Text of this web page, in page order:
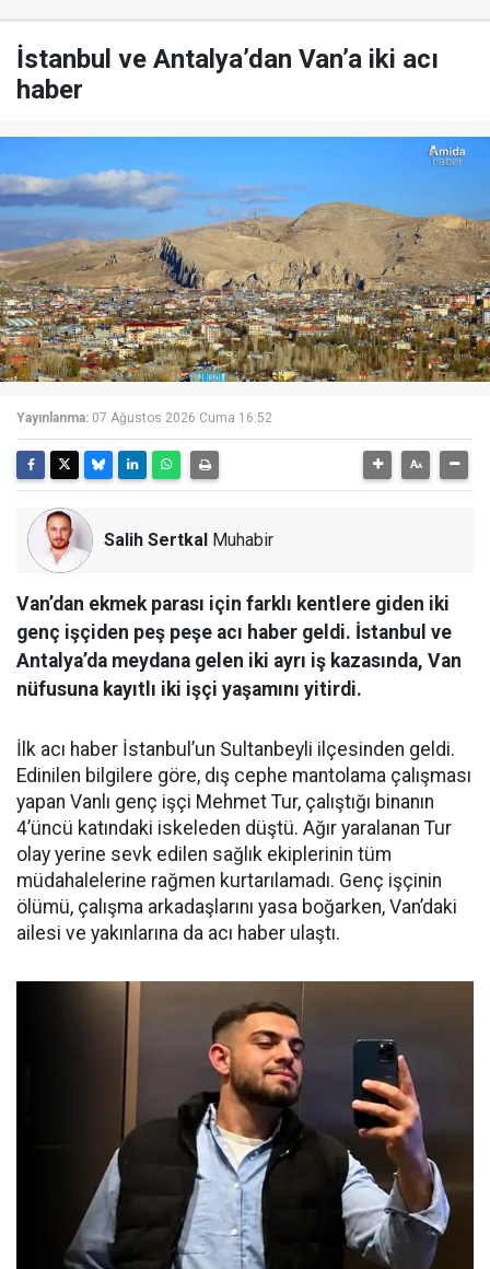
İstanbul ve Antalya’dan Van’a iki acı
haber
Yayınlanma: 07 Ağustos 2026 Cuma 16:52
Salih Sertkal Muhabir
Van’dan ekmek parası için farklı kentlere giden iki
genç işçiden peş peşe acı haber geldi. İstanbul ve
Antalya’da meydana gelen iki ayrı iş kazasında, Van
nüfusuna kayıtlı iki işçi yaşamını yitirdi.
İlk acı haber İstanbul’un Sultanbeyli ilçesinden geldi.
Edinilen bilgilere göre, dış cephe mantolama çalışması
yapan Vanlı genç işçi Mehmet Tur, çalıştığı binanın
4’üncü katındaki iskeleden düştü. Ağır yaralanan Tur
olay yerine sevk edilen sağlık ekiplerinin tüm
müdahalelerine rağmen kurtarılamadı. Genç işçinin
ölümü, çalışma arkadaşlarını yasa boğarken, Van’daki
ailesi ve yakınlarına da acı haber ulaştı.